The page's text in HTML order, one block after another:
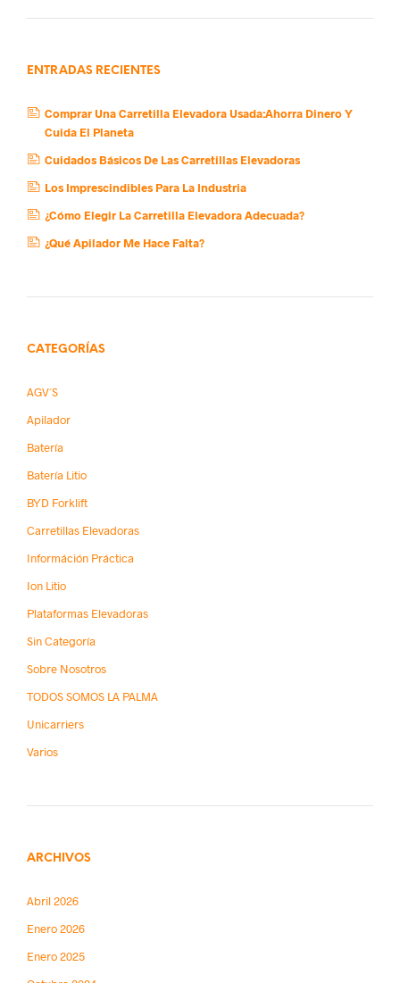
ENTRADAS RECIENTES
Comprar Una Carretilla Elevadora Usada:Ahorra Dinero Y
Cuida El Planeta
Cuidados Básicos De Las Carretillas Elevadoras
Los Imprescindibles Para La Industria
¿Cómo Elegir La Carretilla Elevadora Adecuada?
¿Qué Apilador Me Hace Falta?
CATEGORÍAS
AGV´s
Apilador
Batería
Batería Litio
BYD Forklift
Carretillas Elevadoras
Információn Práctica
Ion Litio
Plataformas Elevadoras
Sin Categoría
Sobre Nosotros
TODOS SOMOS LA PALMA
Unicarriers
Varios
ARCHIVOS
Abril 2026
Enero 2026
Enero 2025